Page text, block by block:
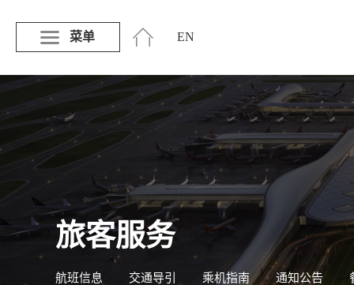
菜单 EN
旅客服务
航班信息 交通导引 乘机指南 通知公告